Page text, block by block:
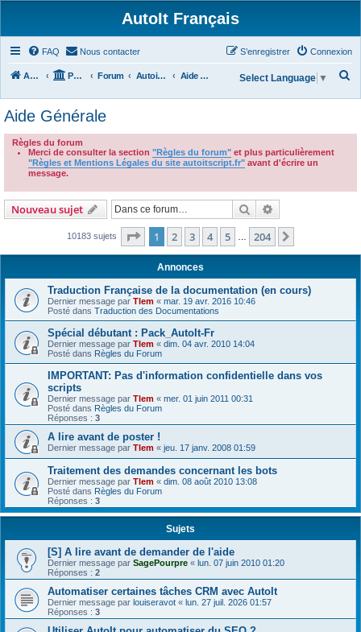
AutoIt Français
FAQ Nous contacter Connexion
S’enregistrer
Accueil Portail Forum Autoit v3 Aide Générale
h
c
Select Language ▼
Aide Générale
Règles du forum
Merci de consulter la section "Règles du forum" et plus particulièrement
"Règles et Mentions Légales du site autoitscript.fr" avant d'écrire un
message.
Nouveau sujet Rechercher
10183 sujets Page 1sur204
1 2 3 4 5 204
Annonces
Traduction Française de la documentation (en cours)
Dernier message par Tlem « mar. 19 avr. 2016 10:46
Posté dans Traduction des Documentations
Spécial débutant : Pack_AutoIt-Fr
Dernier message par Tlem « dim. 04 avr. 2010 14:04
Posté dans Règles du Forum
IMPORTANT: Pas d'information confidentielle dans vos
scripts
Dernier message par Tlem « mer. 01 juin 2011 00:31
Posté dans Règles du Forum
Réponses : 3
A lire avant de poster !
Dernier message par Tlem « jeu. 17 janv. 2008 01:59
Traitement des demandes concernant les bots
Dernier message par Tlem « dim. 08 août 2010 13:08
Posté dans Règles du Forum
Réponses : 3
Sujets
[S] A lire avant de demander de l'aide
Dernier message par SagePourpre « lun. 07 juin 2010 01:20
Réponses : 2
Automatiser certaines tâches CRM avec AutoIt
Dernier message par louiseravot « lun. 27 juil. 2026 01:57
Réponses : 3